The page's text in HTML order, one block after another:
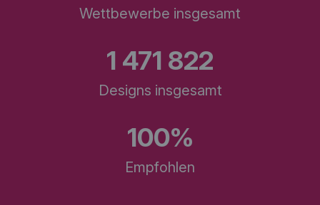
Wettbewerbe insgesamt
1 471 822
Designs insgesamt
100%
Empfohlen